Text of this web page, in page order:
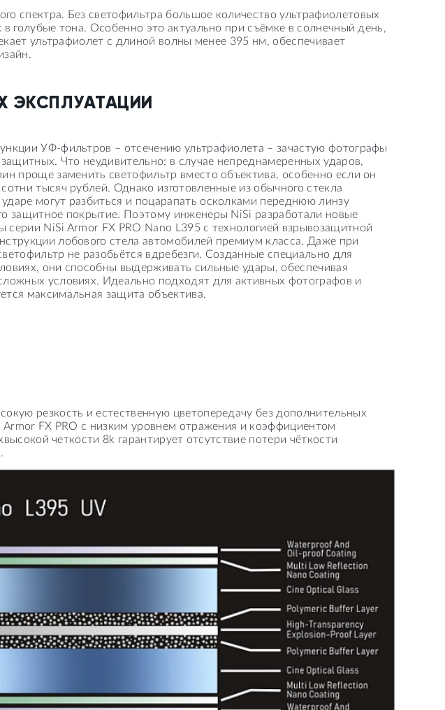
спектра. Без светофильтра большое количество ультрафиолетовых
голубые тона. Особенно это актуально при съёмке в солнечный день,
ультрафиолет с длиной волны менее 395 нм, обеспечивает
ЭКСПЛУАТАЦИИ
УФ-фильтров – отсечению ультрафиолета – зачастую фотографы
Что неудивительно: в случае непреднамеренных ударов,
проще заменить светофильтр вместо объектива, особенно если он
тысяч рублей. Однако изготовленные из обычного стекла
могут разбиться и поцарапать осколками переднюю линзу
защитное покрытие. Поэтому инженеры NiSi разработали новые
серии NiSi Armor FX PRO Nano L395 с технологией взрывозащитной
лобового стела автомобилей премиум класса. Даже при
не разобьётся вдребезги. Созданные специально для
они способны выдерживать сильные удары, обеспечивая
условиях. Идеально подходят для активных фотографов и
максимальная защита объектива.
резкость и естественную цветопередачу без дополнительных
FX PRO с низким уровнем отражения и коэффициентом
четкости 8k гарантирует отсутствие потери чёткости